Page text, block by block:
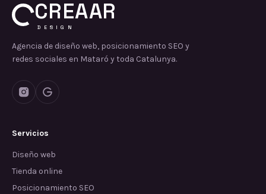
CREAAR
DESIGN
Agencia de diseño web, posicionamiento SEO y
redes sociales en Mataró y toda Catalunya.
Servicios
Diseño web
Tienda online
Posicionamiento SEO